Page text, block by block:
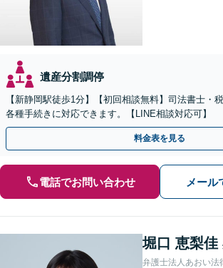
遺産分割調停
【新静岡駅徒歩1分】【初回相談無料】司法書士・
各種手続きに対応できます。【LINE相談対応可】
料金表を見る
電話でお問い合わせ メール
堀口 恵梨佳
弁護士法人あおい法